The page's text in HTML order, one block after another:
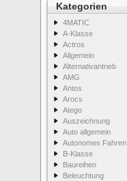
Kategorien
4MATIC
A-Klasse
Actros
Allgemein
Alternativantrieb
AMG
Antos
Arocs
Atego
Auszeichnung
Auto allgemein
Autonomes Fahren
B-Klasse
Baureihen
Beleuchtung